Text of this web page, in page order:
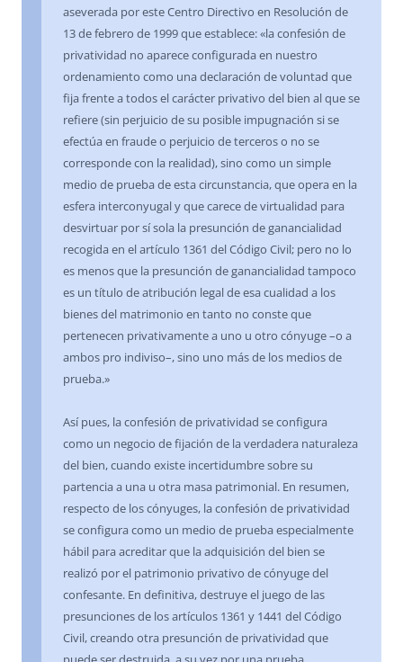
aseverada por este Centro Directivo en Resolución de
13 de febrero de 1999 que establece: «la confesión de
privatividad no aparece configurada en nuestro
ordenamiento como una declaración de voluntad que
fija frente a todos el carácter privativo del bien al que se
refiere (sin perjuicio de su posible impugnación si se
efectúa en fraude o perjuicio de terceros o no se
corresponde con la realidad), sino como un simple
medio de prueba de esta circunstancia, que opera en la
esfera interconyugal y que carece de virtualidad para
desvirtuar por sí sola la presunción de ganancialidad
recogida en el artículo 1361 del Código Civil; pero no lo
es menos que la presunción de ganancialidad tampoco
es un título de atribución legal de esa cualidad a los
bienes del matrimonio en tanto no conste que
pertenecen privativamente a uno u otro cónyuge –o a
ambos pro indiviso–, sino uno más de los medios de
prueba.»
Así pues, la confesión de privatividad se configura
como un negocio de fijación de la verdadera naturaleza
del bien, cuando existe incertidumbre sobre su
partencia a una u otra masa patrimonial. En resumen,
respecto de los cónyuges, la confesión de privatividad
se configura como un medio de prueba especialmente
hábil para acreditar que la adquisición del bien se
realizó por el patrimonio privativo de cónyuge del
confesante. En definitiva, destruye el juego de las
presunciones de los artículos 1361 y 1441 del Código
Civil, creando otra presunción de privatividad que